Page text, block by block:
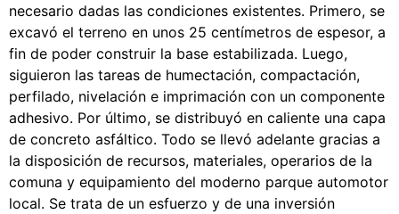
necesario dadas las condiciones existentes. Primero, se
excavó el terreno en unos 25 centímetros de espesor, a
fin de poder construir la base estabilizada. Luego,
siguieron las tareas de humectación, compactación,
perfilado, nivelación e imprimación con un componente
adhesivo. Por último, se distribuyó en caliente una capa
de concreto asfáltico. Todo se llevó adelante gracias a
la disposición de recursos, materiales, operarios de la
comuna y equipamiento del moderno parque automotor
local. Se trata de un esfuerzo y de una inversión